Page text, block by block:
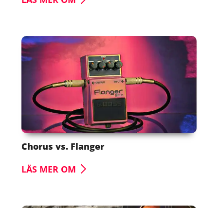
Chorus vs. Flanger
LÄS MER OM